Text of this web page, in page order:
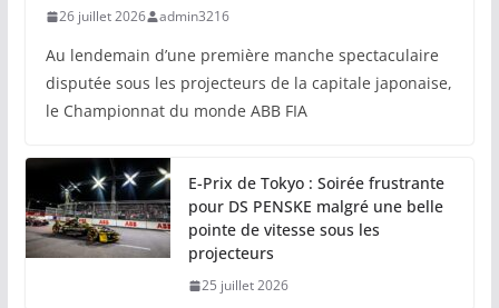
26 juillet 2026 admin3216
Au lendemain d’une première manche spectaculaire
disputée sous les projecteurs de la capitale japonaise,
le Championnat du monde ABB FIA
E-Prix de Tokyo : Soirée frustrante
pour DS PENSKE malgré une belle
pointe de vitesse sous les
projecteurs
25 juillet 2026